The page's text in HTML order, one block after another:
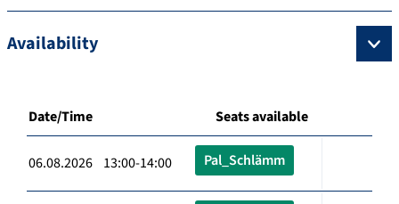
Availability
Date/Time Seats available
06.08.2026 13:00-14:00 Pal_Schlämm